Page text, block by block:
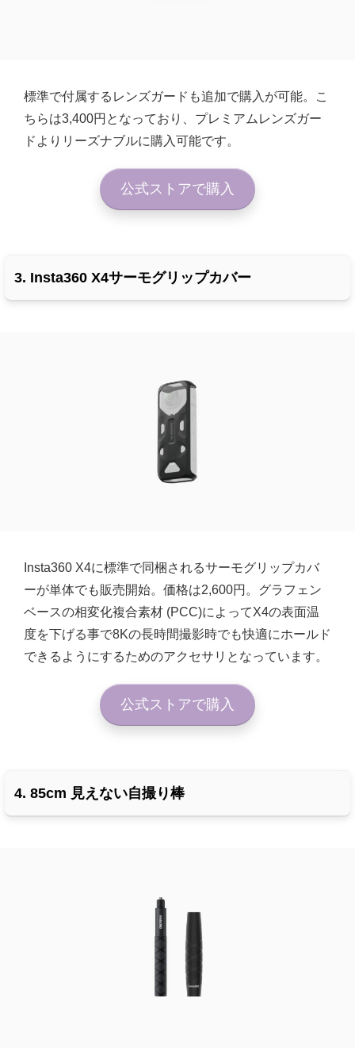
標準で付属するレンズガードも追加で購入が可能。こ
ちらは3,400円となっており、プレミアムレンズガー
ドよりリーズナブルに購入可能です。
公式ストアで購入
3. Insta360 X4サーモグリップカバー
Insta360 X4に標準で同梱されるサーモグリップカバ
ーが単体でも販売開始。価格は2,600円。グラフェン
ベースの相変化複合素材 (PCC)によってX4の表面温
度を下げる事で8Kの長時間撮影時でも快適にホールド
できるようにするためのアクセサリとなっています。
公式ストアで購入
4. 85cm 見えない自撮り棒